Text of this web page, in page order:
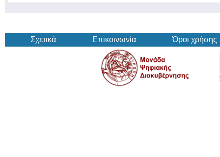
Σχετικά Επικοινωνία Όροι χρήσης